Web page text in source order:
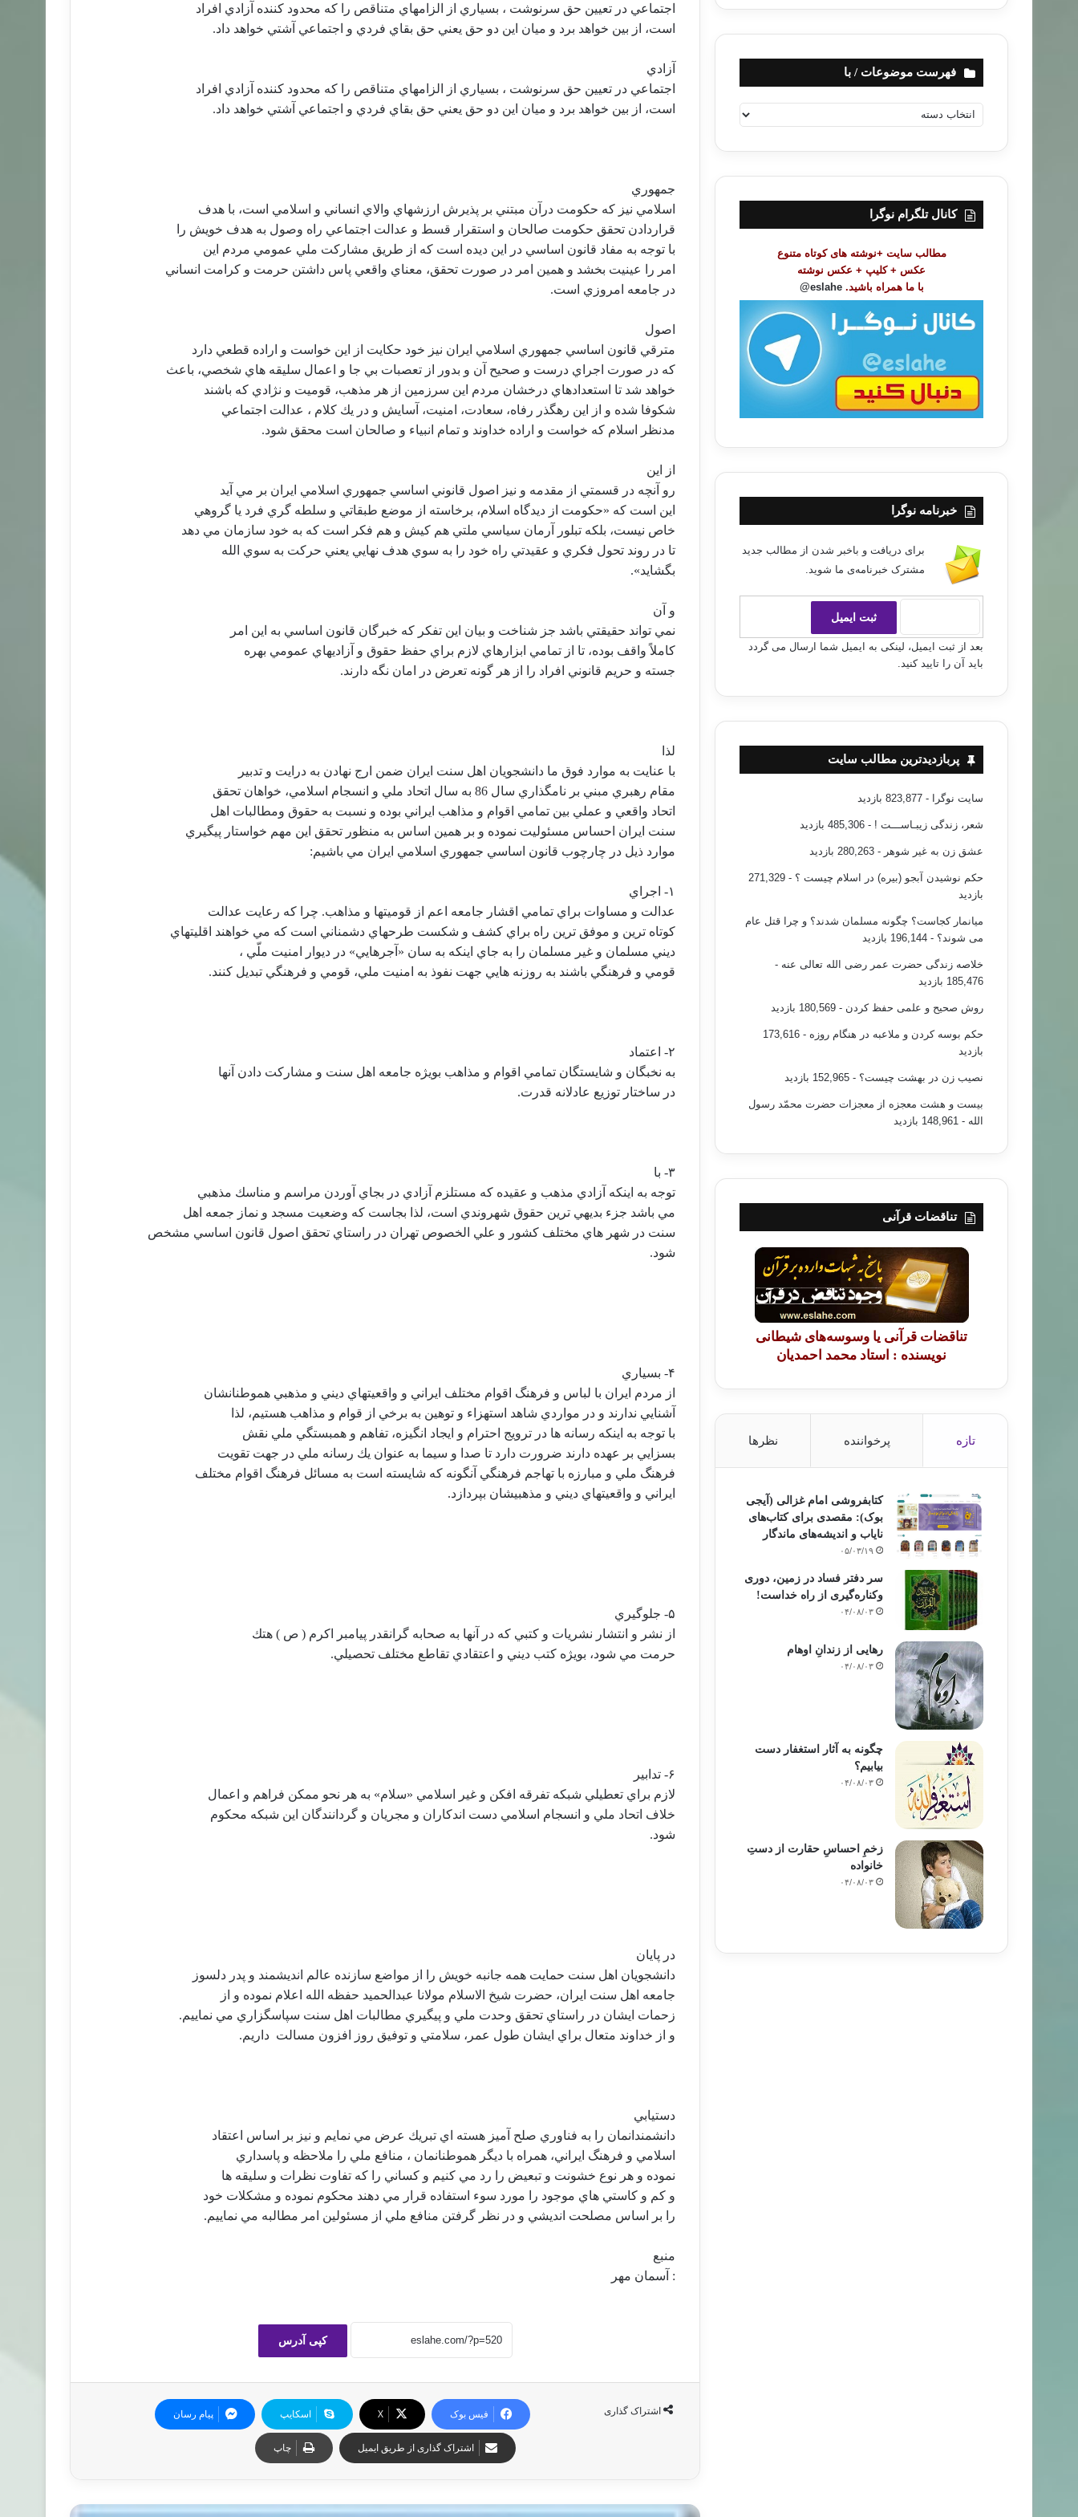
اجتماعي در تعيين حق سرنوشت ، بسياري از الزامهاي متناقص را كه محدود كننده آزادي افراد
است، از بين خواهد برد و ميان اين دو حق يعني حق بقاي فردي و اجتماعي آشتي خواهد داد.
آزادي
اجتماعي در تعيين حق سرنوشت ، بسياري از الزامهاي متناقص را كه محدود كننده آزادي افراد
است، از بين خواهد برد و ميان اين دو حق يعني حق بقاي فردي و اجتماعي آشتي خواهد داد.
جمهوري
اسلامي نيز كه حكومت درآن مبتني بر پذيرش ارزشهاي والاي انساني و اسلامي است، با هدف
قراردادن تحقق حكومت صالحان و استقرار قسط و عدالت اجتماعي راه وصول به هدف خويش را
با توجه به مفاد قانون اساسي در اين ديده است كه از طريق مشاركت ملي عمومي مردم اين
امر را عينيت بخشد و همين امر در صورت تحقق، معناي واقعي پاس داشتن حرمت و كرامت انساني
در جامعه امروزي است.
اصول
مترقي قانون اساسي جمهوري اسلامي ايران نيز خود حكايت از اين خواست و اراده قطعي دارد
كه در صورت اجراي درست و صحيح آن و بدور از تعصبات بي جا و اعمال سليقه هاي شخصي، باعث
خواهد شد تا استعدادهاي درخشان مردم اين سرزمين از هر مذهب، قوميت و نژادي كه باشند
شكوفا شده و از اين رهگذر رفاه، سعادت، امنيت، آسايش و در يك كلام ، عدالت اجتماعي
مدنظر اسلام كه خواست و اراده خداوند و تمام انبياء و صالحان است محقق شود.
از اين
رو آنچه در قسمتي از مقدمه و نيز اصول قانوني اساسي جمهوري اسلامي ايران بر مي آيد
اين است كه «حكومت از ديدگاه اسلام، برخاسته از موضع طبقاتي و سلطه گري فرد يا گروهي
خاص نيست، بلكه تبلور آرمان سياسي ملتي هم كيش و هم فكر است كه به خود سازمان مي دهد
تا در روند تحول فكري و عقيدتي راه خود را به سوي هدف نهايي يعني حركت به سوي الله
بگشايد».
و آن
نمي تواند حقيقتي باشد جز شناخت و بيان اين تفكر كه خبرگان قانون اساسي به اين امر
كاملاً واقف بوده، تا از تمامي ابزارهاي لازم براي حفظ حقوق و آزاديهاي عمومي بهره
جسته و حريم قانوني افراد را از هر گونه تعرض در امان نگه دارند.
لذا
با عنايت به موارد فوق ما دانشجويان اهل سنت ايران ضمن ارج نهادن به درايت و تدبير
مقام رهبري مبني بر نامگذاري سال 86 به سال اتحاد ملي و انسجام اسلامي، خواهان تحقق
اتحاد واقعي و عملي بين تمامي اقوام و مذاهب ايراني بوده و نسبت به حقوق ومطالبات اهل
سنت ايران احساس مسئوليت نموده و بر همين اساس به منظور تحقق اين مهم خواستار پيگيري
موارد ذيل در چارچوب قانون اساسي جمهوري اسلامي ايران مي باشيم:
۱- اجراي
عدالت و مساوات براي تمامي اقشار جامعه اعم از قوميتها و مذاهب. چرا كه رعايت عدالت
كوتاه ترين و موفق ترين راه براي كشف و شكست طرحهاي دشمناني است كه مي خواهند اقليتهاي
ديني مسلمان و غير مسلمان را به جاي اينكه به سان «آجرهايي» در ديوار امنيت ملّي ،
قومي و فرهنگي باشند به روزنه هايي جهت نفوذ به امنيت ملي، قومي و فرهنگي تبديل كنند.
۲- اعتماد
به نخبگان و شايستگان تمامي اقوام و مذاهب بويژه جامعه اهل سنت و مشاركت دادن آنها
در ساختار توزيع عادلانه قدرت.
۳- با
توجه به اينكه آزادي مذهب و عقيده كه مستلزم آزادي در بجاي آوردن مراسم و مناسك مذهبي
مي باشد جزء بديهي ترين حقوق شهروندي است، لذا بجاست كه وضعيت مسجد و نماز جمعه اهل
سنت در شهر هاي مختلف كشور و علي الخصوص تهران در راستاي تحقق اصول قانون اساسي مشخص
شود.
۴- بسياري
از مردم ايران با لباس و فرهنگ اقوام مختلف ايراني و واقعيتهاي ديني و مذهبي هموطنانشان
آشنايي ندارند و در مواردي شاهد استهزاء و توهين به برخي از قوام و مذاهب هستيم، لذا
با توجه به اينكه رسانه ها در ترويج احترام و ايجاد انگيزه، تفاهم و همبستگي ملي نقش
بسزايي بر عهده دارند ضرورت دارد تا صدا و سيما به عنوان يك رسانه ملي در جهت تقويت
فرهنگ ملي و مبارزه با تهاجم فرهنگي آنگونه كه شايسته است به مسائل فرهنگ اقوام مختلف
ايراني و واقعيتهاي ديني و مذهبيشان بپردازد.
۵- جلوگيري
از نشر و انتشار نشريات و كتبي كه در آنها به صحابه گرانقدر پيامبر اكرم ( ص ) هتك
حرمت مي شود، بويژه كتب ديني و اعتقادي تقاطع مختلف تحصيلي.
۶- تدابير
لازم براي تعطيلي شبكه تفرقه افكن و غير اسلامي «سلام» به هر نحو ممكن فراهم و اعمال
خلاف اتحاد ملي و انسجام اسلامي دست اندكاران و مجريان و گردانندگان اين شبكه محكوم
شود.
در پايان
دانشجويان اهل سنت حمايت همه جانبه خويش را از مواضع سازنده عالم انديشمند و پدر دلسوز
جامعه اهل سنت ايران، حضرت شيخ الاسلام مولانا عبدالحميد حفظه الله اعلام نموده و از
زحمات ايشان در راستاي تحقق وحدت ملي و پيگيري مطالبات اهل سنت سپاسگزاري مي نماييم.
و از خداوند متعال براي ايشان طول عمر، سلامتي و توفيق روز افزون مسالت داريم.
دستيابي
دانشمندانمان را به فناوري صلح آميز هسته اي تبريك عرض مي نمايم و نيز بر اساس اعتقاد
اسلامي و فرهنگ ايراني، همراه با ديگر هموطنانمان ، منافع ملي را ملاحظه و پاسداري
نموده و هر نوع خشونت و تبعيض را رد مي كنيم و كساني را كه تفاوت نظرات و سليقه ها
و كم و كاستي هاي موجود را مورد سوء استفاده قرار مي دهند محكوم نموده و مشكلات خود
را بر اساس مصلحت انديشي و در نظر گرفتن منافع ملي از مسئولين امر مطالبه مي نماييم.
منبع
: آسمان مهر
کپی آدرس
اشتراک گذاری فیس بوک X اسکایپ پیام رسان
اشتراک گذاری از طریق ایمیل چاپ
فهرست موضوعات / با
ه
ت
ض
کانال تلگرام نوگرا
مطالب سایت +نوشته های کوتاه متنوع
عکس + کلیپ + عکس نوشته
با ما همراه باشید. eslahe@
خبرنامه نوگرا
برای دریافت و باخبر شدن از مطالب جدید
مشترک خبرنامه‌ی ما شوید.
بعد از ثبت ایمیل، لینکی به ایمیل شما ارسال می گردد
باید آن را تایید کنید.
پربازدیدترین مطالب سایت
سایت نوگرا - 823,877 بازدید
شعر، زندگی زیبـاســـت ! - 485,306 بازدید
عشق زن به غیر شوهر - 280,263 بازدید
حکم نوشیدن آبجو (بیره) در اسلام چیست ؟
- 271,329
بازدید
میانمار کجاست؟ چگونه مسلمان شدند؟ و چرا قتل عام
می شوند؟ - 196,144 بازدید
خلاصه زندگی حضرت عمر رضی الله تعالی عنه -
185,476 بازدید
روش صحیح و علمی حفظ کردن - 180,569 بازدید
حکم بوسه کردن و ملاعبه در هنگام روزه
- 173,616
بازدید
نصیب زن در بهشت چیست؟ - 152,965 بازدید
بیست و هشت معجزه از معجزات حضرت محمّد رسول
الله - 148,961 بازدید
تناقضات قرآنی
تناقضات قرآنی یا وسوسه‌های شیطانی
نویسنده : استاد محمد احمدیان
تازه پرخواننده نظرها
کتابفروشی امام غزالی (آیجی
بوک): مقصدی برای کتاب‌های
نایاب و اندیشه‌های ماندگار
۰۵/۰۳/۱۹
سر دفتر فساد در زمین‌، دوری
وکناره‌گیری از راه خداست‌!
۰۴/۰۸/۰۳
رهایی از زندانِ اوهام
۰۴/۰۸/۰۳
چگونه به آثار استغفار دست
بیابیم؟
۰۴/۰۸/۰۳
زخمِ احساسِ حقارت از دستِ
خانواده
۰۴/۰۸/۰۳